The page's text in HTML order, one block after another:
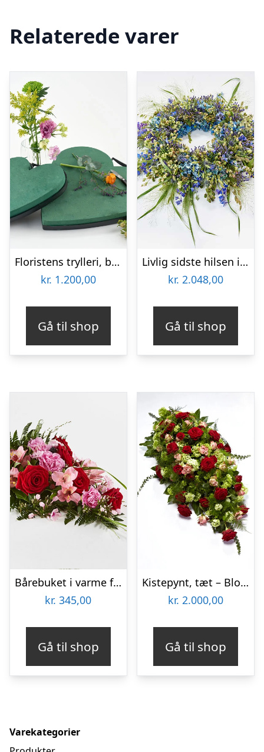
Relaterede varer
Floristens trylleri, begravelseshjerte – Blomster til begravelse
kr. 1.200,00
Gå til shop
Livlig sidste hilsen i blå – Blomster til begravelse
kr. 2.048,00
Gå til shop
Bårebuket i varme farver – Blomster til begravelse
kr. 345,00
Gå til shop
Kistepynt, tæt – Blomster til begravelse
kr. 2.000,00
Gå til shop
Varekategorier